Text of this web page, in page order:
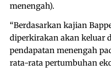
menengah).
“Berdasarkan kajian
diperkirakan akan keluar
pendapatan menengah
rata-rata pertumbuhan